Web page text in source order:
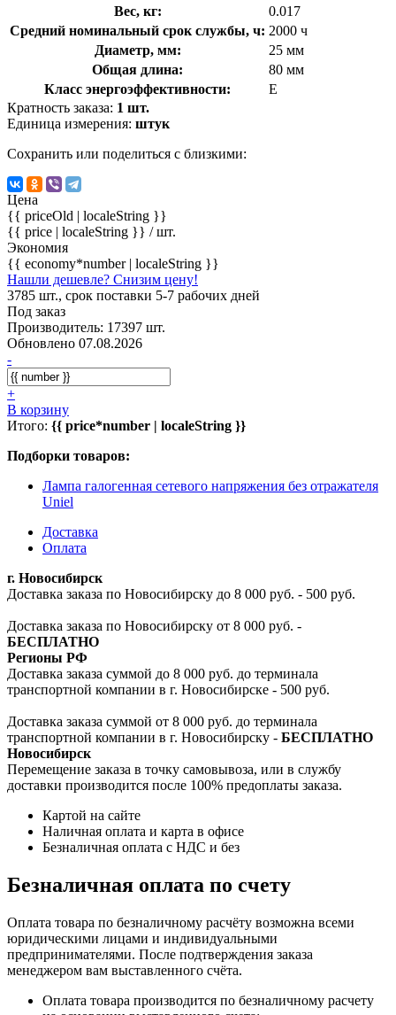
Вес, кг:
0.017
Средний номинальный срок службы, ч: 2000 ч
Диаметр, мм:
25 мм
Общая длина:
80 мм
Класс энергоэффективности:
E
Кратность заказа: 1 шт.
Единица измерения: штук
Сохранить или поделиться с близкими:
Цена
{{ priceOld | localeString }}
{{ price | localeString }} / шт.
Экономия
{{ economy*number | localeString }}
Нашли дешевле? Снизим цену!
3785 шт., срок поставки 5-7 рабочих дней
Под заказ
Производитель: 17397 шт.
Обновлено 07.08.2026
-
+
В корзину
Итого: {{ price*number | localeString }}
Подборки товаров:
Лампа галогенная сетевого напряжения без отражателя
Uniel
Доставка
Оплата
г. Новосибирск
Доставка заказа по Новосибирску до 8 000 руб. - 500 руб.
Доставка заказа по Новосибирску от 8 000 руб. -
БЕСПЛАТНО
Регионы РФ
Доставка заказа суммой до 8 000 руб. до терминала
транспортной компании в г. Новосибирске - 500 руб.
Доставка заказа суммой от 8 000 руб. до терминала
транспортной компании в г. Новосибирску - БЕСПЛАТНО
Новосибирск
Перемещение заказа в точку самовывоза, или в службу
доставки производится после 100% предоплаты заказа.
Картой на сайте
Наличная оплата и карта в офисе
Безналичная оплата с НДС и без
Безналичная оплата по счету
Оплата товара по безналичному расчёту возможна всеми
юридическими лицами и индивидуальными
предпринимателями. После подтверждения заказа
менеджером вам выставленного счёта.
Оплата товара производится по безналичному расчету